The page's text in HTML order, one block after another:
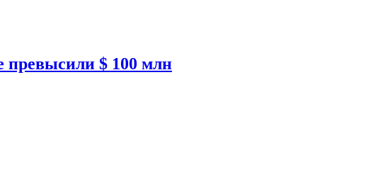
$ 100 млн